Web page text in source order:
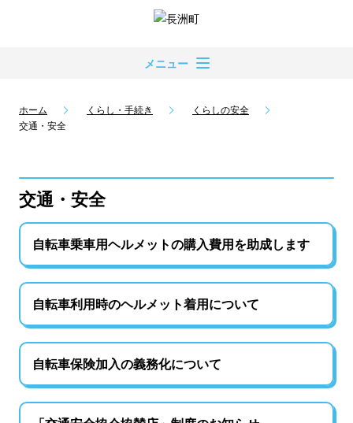
メニュー
ホーム くらし・手続き
くらしの安全
交通・安全
交通・安全
自転車乗車用ヘルメットの購入費用を助成します
自転車利用時のヘルメット着用について
自転車保険加入の義務化について